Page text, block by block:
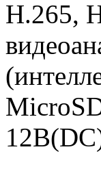
H.265,